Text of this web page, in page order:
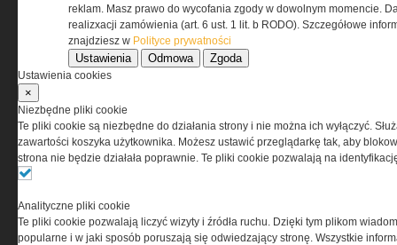
Regulamin określa zasady korzystania z portalu
www.special-ops.pl
Korzystanie z portalu jest równoznaczne
przez Grupa MEDIUM Spółka z ograniczoną
odpowiedzialnością Spółka komandytowa, nr KRS:
0000537655, NIP 1132860378, REGON 146393437
(zwana dalej Grupa MEDIUM) w postaci Regulaminu.
reklam. Masz prawo do wycofania zgody w dowolnym momencie.
realizxacji zamówienia (art. 6 ust. 1 lit. b RODO). Szczegółowe
znajdziesz w Polityce prywatności
Ustawienia Odmowa Zgoda
Ustawienia cookies
×
Niezbędne pliki cookie
Te pliki cookie są niezbędne do działania strony i nie można ich wyłączyć.
zawartości koszyka użytkownika. Możesz ustawić przeglądarkę tak, aby
strona nie będzie działała poprawnie. Te pliki cookie pozwalają na
Analityczne pliki cookie
Te pliki cookie pozwalają liczyć wizyty i źródła ruchu. Dzięki tym plikom
popularne i w jaki sposób poruszają się odwiedzający stronę. Wszystkie